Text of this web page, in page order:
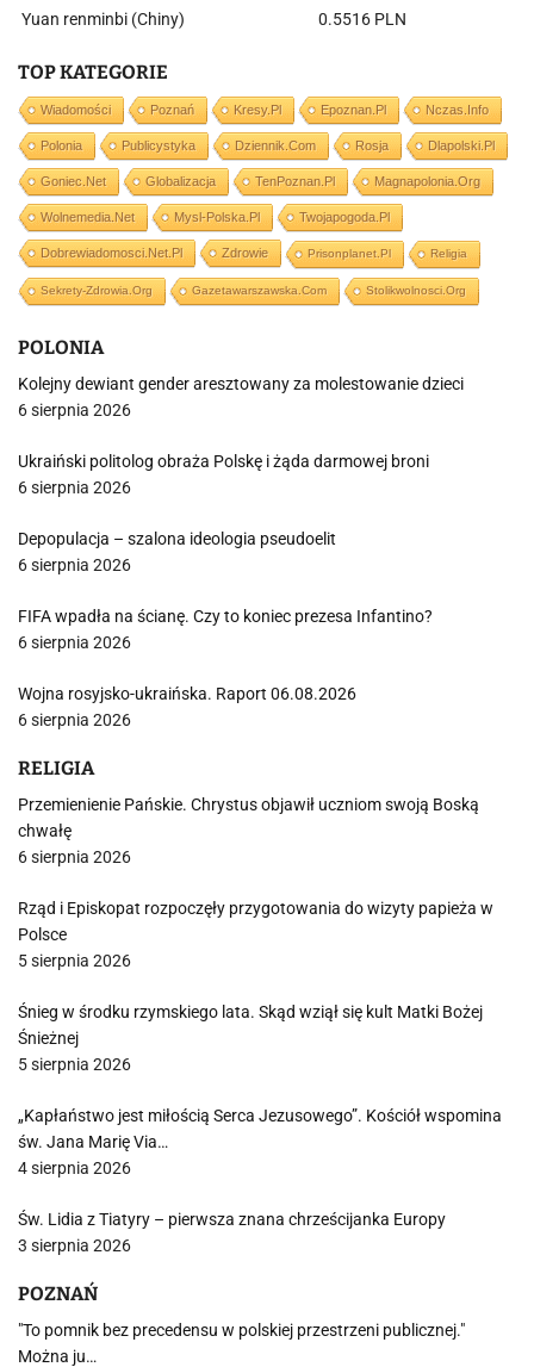
Yuan renminbi (Chiny) 0.5516 PLN
TOP KATEGORIE
Wiadomości Poznań Kresy.pl Epoznan.pl Nczas.info
Polonia Publicystyka Dziennik.com Rosja Dlapolski.pl
Goniec.net Globalizacja TenPoznan.pl Magnapolonia.org
Wolnemedia.net Mysl-Polska.pl Twojapogoda.pl
Dobrewiadomosci.net.pl Zdrowie Prisonplanet.pl Religia
Sekrety-Zdrowia.org Gazetawarszawska.com Stolikwolnosci.org
POLONIA
Kolejny dewiant gender aresztowany za molestowanie dzieci
6 sierpnia 2026
Ukraiński politolog obraża Polskę i żąda darmowej broni
6 sierpnia 2026
Depopulacja – szalona ideologia pseudoelit
6 sierpnia 2026
FIFA wpadła na ścianę. Czy to koniec prezesa Infantino?
6 sierpnia 2026
Wojna rosyjsko-ukraińska. Raport 06.08.2026
6 sierpnia 2026
RELIGIA
Przemienienie Pańskie. Chrystus objawił uczniom swoją Boską
chwałę
6 sierpnia 2026
Rząd i Episkopat rozpoczęły przygotowania do wizyty papieża w
Polsce
5 sierpnia 2026
Śnieg w środku rzymskiego lata. Skąd wziął się kult Matki Bożej
Śnieżnej
5 sierpnia 2026
„Kapłaństwo jest miłością Serca Jezusowego”. Kościół wspomina
św. Jana Marię Via…
4 sierpnia 2026
Św. Lidia z Tiatyry – pierwsza znana chrześcijanka Europy
3 sierpnia 2026
POZNAŃ
"To pomnik bez precedensu w polskiej przestrzeni publicznej."
Można ju…